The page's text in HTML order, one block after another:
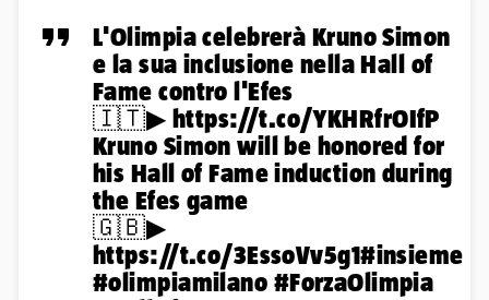
L'Olimpia celebrerà Kruno Simon
e la sua inclusione nella Hall of
Fame contro l'Efes
🇮🇹▶︎ https://t.co/YKHRfrOIfP
Kruno Simon will be honored for
his Hall of Fame induction during
the Efes game
🇬🇧▶︎
https://t.co/3EssoVv5g1#insieme
#olimpiamilano #ForzaOlimpia